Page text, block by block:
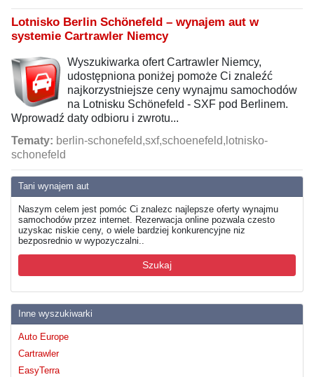
Tani wynajem aut
Naszym celem jest pomóc Ci znalezc najlepsze oferty wynajmu
samochodów przez internet. Rezerwacja online pozwala czesto
uzyskac niskie ceny, o wiele bardziej konkurencyjne niz
bezposrednio w wypozyczalni..
Szukaj
Inne wyszukiwarki
Auto Europe
Cartrawler
EasyTerra
Lotnisko Berlin Schönefeld – wynajem aut w
systemie Cartrawler Niemcy
Wyszukiwarka ofert Cartrawler Niemcy,
udostępniona poniżej pomoże Ci znaleźć
najkorzystniejsze ceny wynajmu samochodów
na Lotnisku Schönefeld - SXF pod Berlinem.
Wprowadź daty odbioru i zwrotu...
Tematy: berlin-schonefeld,sxf,schoenefeld,lotnisko-
schonefeld